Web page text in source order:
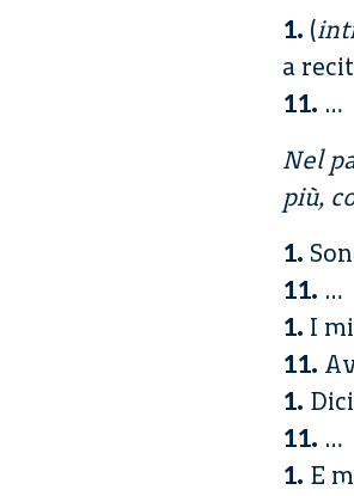
1. (
a
11. …
Nel
più,
1.
11. …
1. I
11.
1.
11. …
1. E